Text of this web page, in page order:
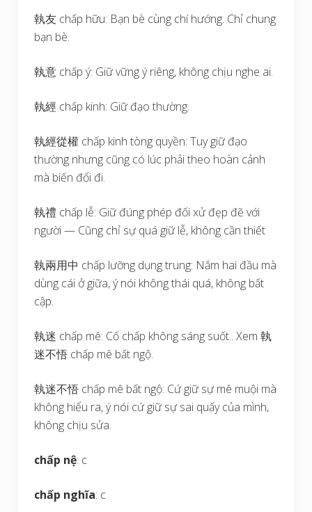
執友 chấp hữu: Bạn bè cùng chí hướng. Chỉ chung
bạn bè.
執意 chấp ý: Giữ vững ý riêng, không chịu nghe ai.
執經 chấp kinh: Giữ đạo thường.
執經從權 chấp kinh tòng quyền: Tuy giữ đạo
thường nhưng cũng có lúc phải theo hoàn cảnh
mà biến đổi đi.
執禮 chấp lễ: Giữ đúng phép đối xử đẹp đẽ với
người — Cũng chỉ sự quá giữ lễ, không cần thiết
執兩用中 chấp lưỡng dụng trung: Nắm hai đầu mà
dùng cái ở giữa, ý nói không thái quá, không bất
cập.
執迷 chấp mê: Cố chấp không sáng suốt.. Xem 執
迷不悟 chấp mê bất ngộ.
執迷不悟 chấp mê bất ngộ: Cứ giữ sự mê muội mà
không hiểu ra, ý nói cứ giữ sự sai quấy của mình,
không chịu sửa.
chấp nệ: c
chấp nghĩa: c